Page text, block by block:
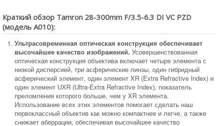
Краткий обзор Tamron 28-300mm F/3.5-6.3 DI VC PZD
(модель А010):
Ультрасовременная оптическая конструкция обеспечивает
высочайшее качество изображений. Усовершенствованная
оптическая конструкция объектива включает четыре элемента с
низкой дисперсией, три асферические линзы, один гибридный
асферический элемент, один элемент XR (Extra Refractive Index) и
один элемент UXR (Ultra-Extra Refractive Index), показатель
преломления которого больше, чем у XR элемента.
Использование всех этих элементов помогает сделать наш
первоклассный объектив как можно компактнее и легче, а также
снижает аберрации, обеспечивая высочайшее качество